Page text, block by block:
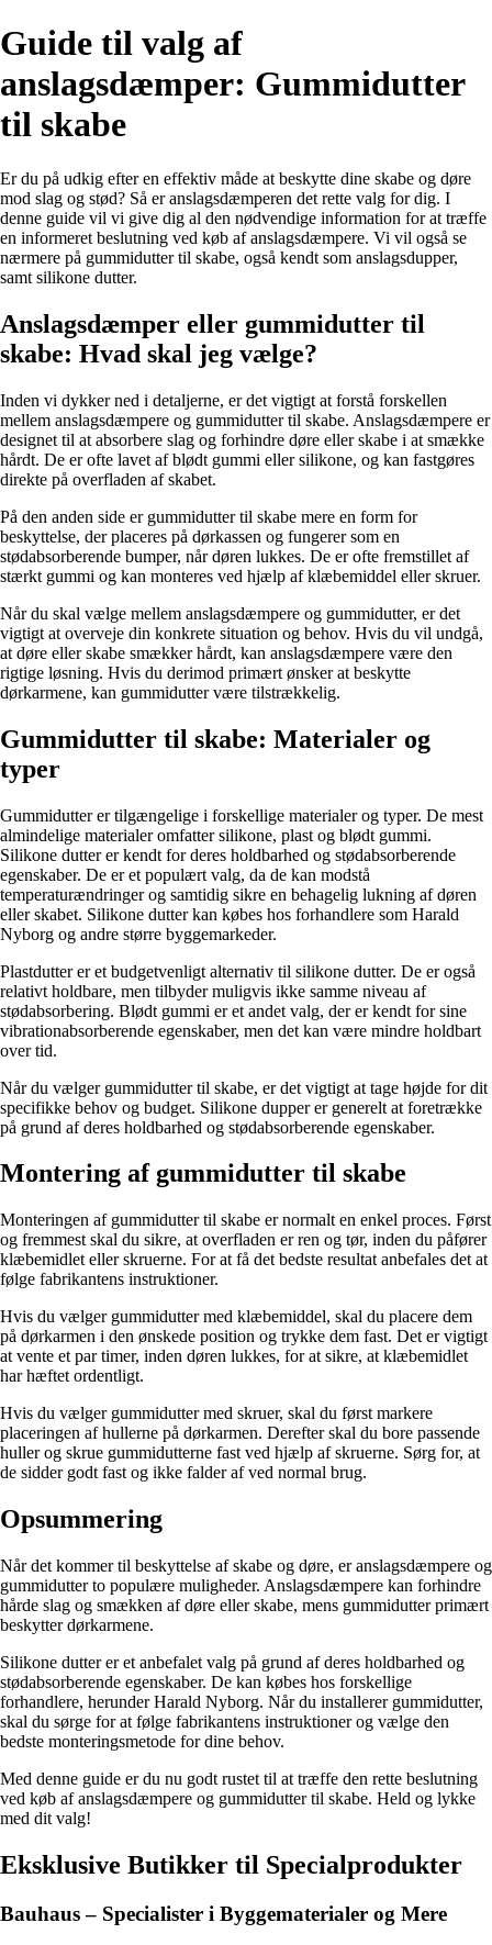
Guide til valg af
anslagsdæmper: Gummidutter
til skabe
Er du på udkig efter en effektiv måde at beskytte dine skabe og døre
mod slag og stød? Så er anslagsdæmperen det rette valg for dig. I
denne guide vil vi give dig al den nødvendige information for at træffe
en informeret beslutning ved køb af anslagsdæmpere. Vi vil også se
nærmere på gummidutter til skabe, også kendt som anslagsdupper,
samt silikone dutter.
Anslagsdæmper eller gummidutter til
skabe: Hvad skal jeg vælge?
Inden vi dykker ned i detaljerne, er det vigtigt at forstå forskellen
mellem anslagsdæmpere og gummidutter til skabe. Anslagsdæmpere er
designet til at absorbere slag og forhindre døre eller skabe i at smække
hårdt. De er ofte lavet af blødt gummi eller silikone, og kan fastgøres
direkte på overfladen af skabet.
På den anden side er gummidutter til skabe mere en form for
beskyttelse, der placeres på dørkassen og fungerer som en
stødabsorberende bumper, når døren lukkes. De er ofte fremstillet af
stærkt gummi og kan monteres ved hjælp af klæbemiddel eller skruer.
Når du skal vælge mellem anslagsdæmpere og gummidutter, er det
vigtigt at overveje din konkrete situation og behov. Hvis du vil undgå,
at døre eller skabe smækker hårdt, kan anslagsdæmpere være den
rigtige løsning. Hvis du derimod primært ønsker at beskytte
dørkarmene, kan gummidutter være tilstrækkelig.
Gummidutter til skabe: Materialer og
typer
Gummidutter er tilgængelige i forskellige materialer og typer. De mest
almindelige materialer omfatter silikone, plast og blødt gummi.
Silikone dutter er kendt for deres holdbarhed og stødabsorberende
egenskaber. De er et populært valg, da de kan modstå
temperaturændringer og samtidig sikre en behagelig lukning af døren
eller skabet. Silikone dutter kan købes hos forhandlere som Harald
Nyborg og andre større byggemarkeder.
Plastdutter er et budgetvenligt alternativ til silikone dutter. De er også
relativt holdbare, men tilbyder muligvis ikke samme niveau af
stødabsorbering. Blødt gummi er et andet valg, der er kendt for sine
vibrationabsorberende egenskaber, men det kan være mindre holdbart
over tid.
Når du vælger gummidutter til skabe, er det vigtigt at tage højde for dit
specifikke behov og budget. Silikone dupper er generelt at foretrække
på grund af deres holdbarhed og stødabsorberende egenskaber.
Montering af gummidutter til skabe
Monteringen af gummidutter til skabe er normalt en enkel proces. Først
og fremmest skal du sikre, at overfladen er ren og tør, inden du påfører
klæbemidlet eller skruerne. For at få det bedste resultat anbefales det at
følge fabrikantens instruktioner.
Hvis du vælger gummidutter med klæbemiddel, skal du placere dem
på dørkarmen i den ønskede position og trykke dem fast. Det er vigtigt
at vente et par timer, inden døren lukkes, for at sikre, at klæbemidlet
har hæftet ordentligt.
Hvis du vælger gummidutter med skruer, skal du først markere
placeringen af hullerne på dørkarmen. Derefter skal du bore passende
huller og skrue gummidutterne fast ved hjælp af skruerne. Sørg for, at
de sidder godt fast og ikke falder af ved normal brug.
Opsummering
Når det kommer til beskyttelse af skabe og døre, er anslagsdæmpere og
gummidutter to populære muligheder. Anslagsdæmpere kan forhindre
hårde slag og smækken af døre eller skabe, mens gummidutter primært
beskytter dørkarmene.
Silikone dutter er et anbefalet valg på grund af deres holdbarhed og
stødabsorberende egenskaber. De kan købes hos forskellige
forhandlere, herunder Harald Nyborg. Når du installerer gummidutter,
skal du sørge for at følge fabrikantens instruktioner og vælge den
bedste monteringsmetode for dine behov.
Med denne guide er du nu godt rustet til at træffe den rette beslutning
ved køb af anslagsdæmpere og gummidutter til skabe. Held og lykke
med dit valg!
Eksklusive Butikker til Specialprodukter
Bauhaus – Specialister i Byggematerialer og Mere